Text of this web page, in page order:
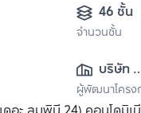
46 ชั้น
จำนวนชั้น
บริษัท
แอล.พี.
ผู้พัฒนาโครง